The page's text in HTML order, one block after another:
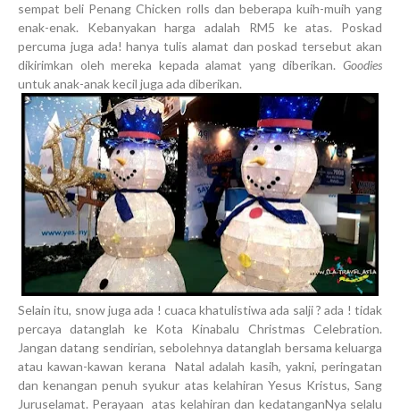
sempat beli Penang Chicken rolls dan beberapa kuih-muih yang
enak-enak. Kebanyakan harga adalah RM5 ke atas. Poskad
percuma juga ada! hanya tulis alamat dan poskad tersebut akan
dikirimkan oleh mereka kepada alamat yang diberikan. Goodies
untuk anak-anak kecil juga ada diberikan.
Selain itu, snow juga ada ! cuaca khatulistiwa ada salji ? ada ! tidak
percaya datanglah ke Kota Kinabalu Christmas Celebration.
Jangan datang sendirian, sebolehnya datanglah bersama keluarga
atau kawan-kawan kerana Natal adalah kasih, yakni, peringatan
dan kenangan penuh syukur atas kelahiran Yesus Kristus, Sang
Juruselamat. Perayaan atas kelahiran dan kedatanganNya selalu